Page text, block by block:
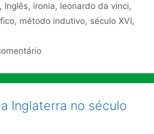
, Inglês, ironia, leonardo da vinci,
, método indutivo, século XVI,
Inglaterra no século